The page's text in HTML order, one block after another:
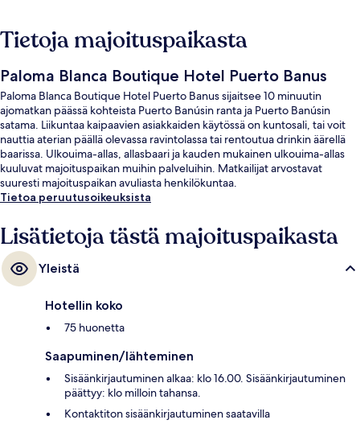
Tietoja majoituspaikasta
Paloma Blanca Boutique Hotel Puerto Banus
Paloma Blanca Boutique Hotel Puerto Banus sijaitsee 10 minuutin
ajomatkan päässä kohteista Puerto Banúsin ranta ja Puerto Banúsin
satama. Liikuntaa kaipaavien asiakkaiden käytössä on kuntosali, tai voit
nauttia aterian päällä olevassa ravintolassa tai rentoutua drinkin äärellä
baarissa. Ulkouima-allas, allasbaari ja kauden mukainen ulkouima-allas
kuuluvat majoituspaikan muihin palveluihin. Matkailijat arvostavat
suuresti majoituspaikan avuliasta henkilökuntaa.
Tietoa peruutusoikeuksista
Lisätietoja tästä majoituspaikasta
Yleistä
Hotellin koko
75 huonetta
Saapuminen/lähteminen
Sisäänkirjautuminen alkaa: klo 16.00. Sisäänkirjautuminen
päättyy: klo milloin tahansa.
Kontaktiton sisäänkirjautuminen saatavilla